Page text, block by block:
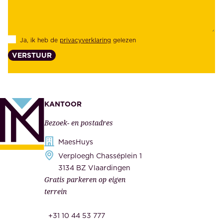
e
n
k
e
h
e
a
n
t
n
n
Ja, ik heb de privacyverklaring gelezen
VERSTUUR
KANTOOR
Bezoek- en postadres
MaesHuys
Verploegh Chasséplein 1
3134 BZ Vlaardingen
Gratis parkeren op eigen
terrein
+31 10 44 53 777